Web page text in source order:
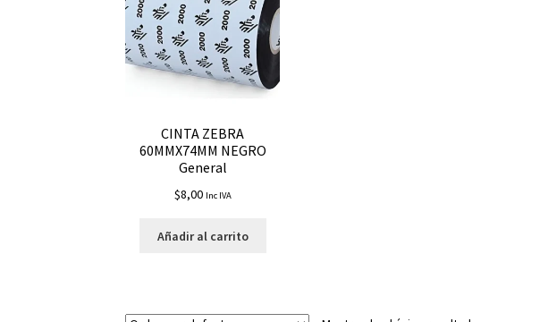
CINTA ZEBRA
60MMX74MM NEGRO
General
$8,00 Inc IVA
Añadir al carrito